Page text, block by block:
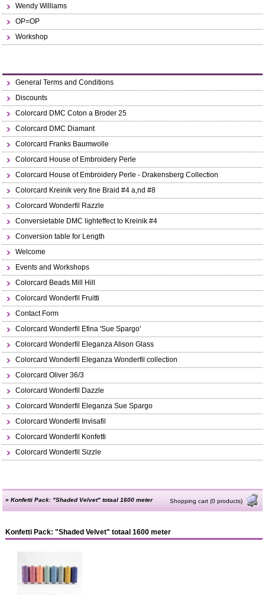
Wendy Williams
OP=OP
Workshop
General Terms and Conditions
Discounts
Colorcard DMC Coton a Broder 25
Colorcard DMC Diamant
Colorcard Franks Baumwolle
Colorcard House of Embroidery Perle
Colorcard House of Embroidery Perle - Drakensberg Collection
Colorcard Kreinik very fine Braid #4 a,nd #8
Colorcard Wonderfil Razzle
Conversietable DMC lighteffect to Kreinik #4
Conversion table for Length
Welcome
Events and Workshops
Colorcard Beads Mill Hill
Colorcard Wonderfil Fruitti
Contact Form
Colorcard Wonderfil Efina 'Sue Spargo'
Colorcard Wonderfil Eleganza Alison Glass
Colorcard Wonderfil Eleganza Wonderfil collection
Colorcard Oliver 36/3
Colorcard Wonderfil Dazzle
Colorcard Wonderfil Eleganza Sue Spargo
Colorcard Wonderfil Invisafil
Colorcard Wonderfil Konfetti
Colorcard Wonderfil Sizzle
»Konfetti Pack: "Shaded Velvet" totaal 1600 meter Shopping cart (0 products)
Konfetti Pack: "Shaded Velvet" totaal 1600 meter